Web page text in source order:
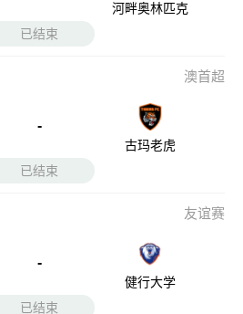
河畔奥林匹克
已结束
澳首超
-
古玛老虎
已结束
友谊赛
-
健行大学
已结束